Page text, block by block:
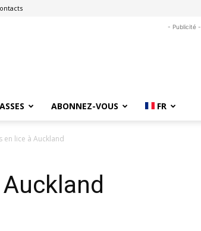
- Publicité -
ABONNEZ-VOUS FR
en lice à Auckland